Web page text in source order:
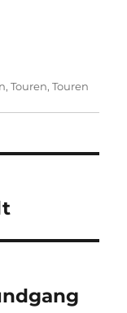
,Touren,Touren